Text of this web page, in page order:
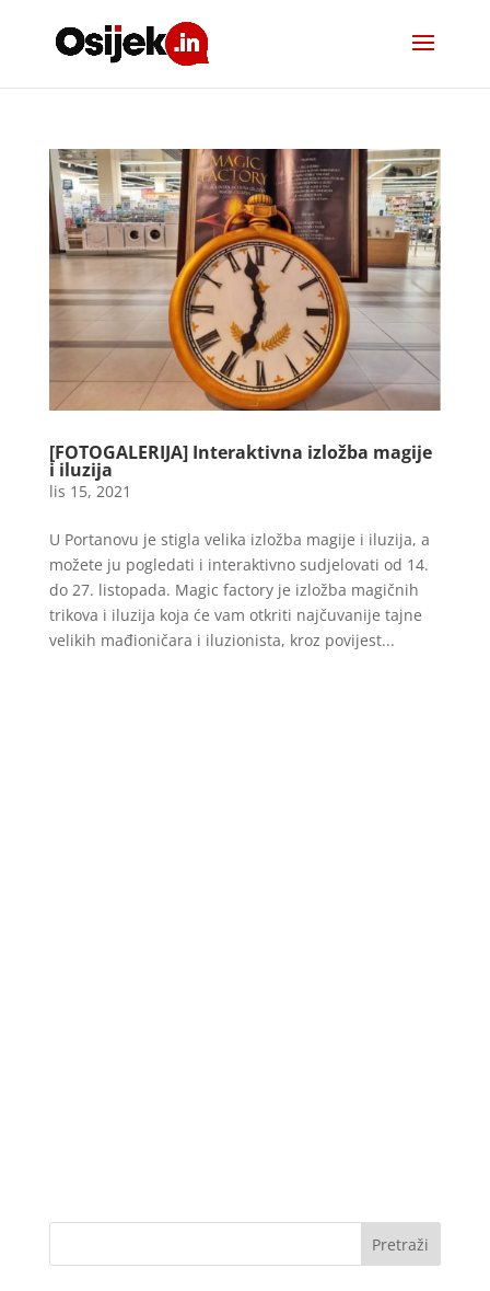
[FOTOGALERIJA] Interaktivna izložba magije
i iluzija
lis 15, 2021
U Portanovu je stigla velika izložba magije i iluzija, a
možete ju pogledati i interaktivno sudjelovati od 14.
do 27. listopada. Magic factory je izložba magičnih
trikova i iluzija koja će vam otkriti najčuvanije tajne
velikih mađioničara i iluzionista, kroz povijest...